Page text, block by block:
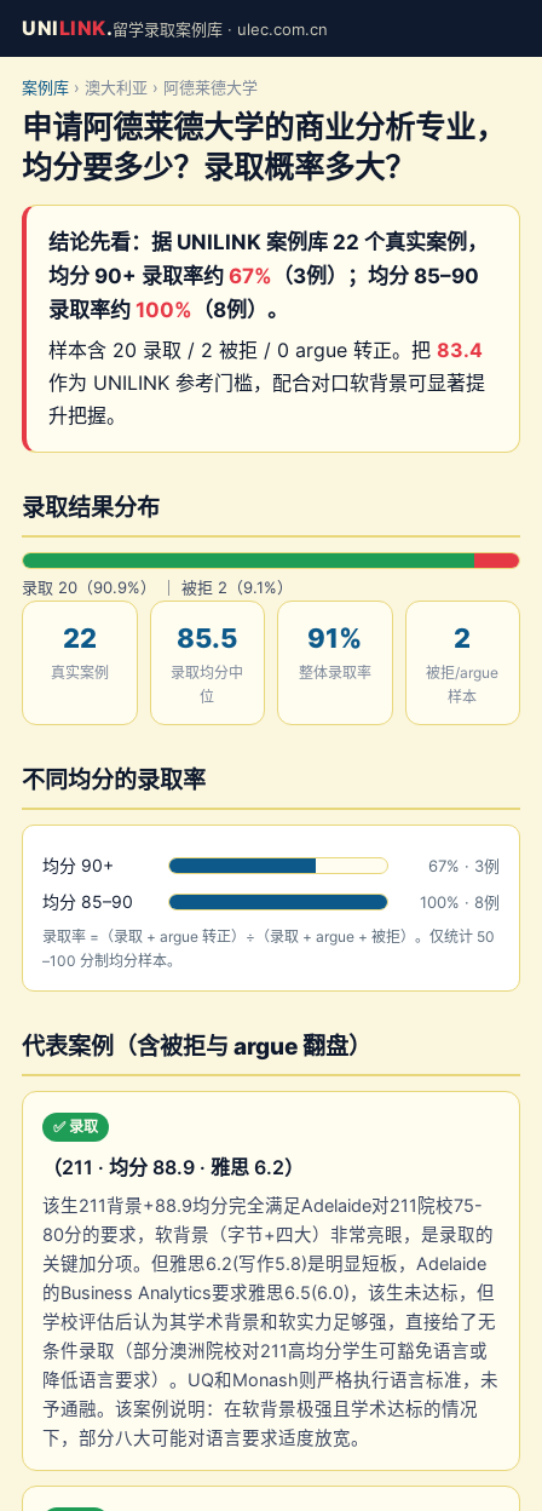
UNILINK.留学录取案例库 · ulec.com.cn
案例库 › 澳大利亚 › 阿德莱德大学
申请阿德莱德大学的商业分析专业，
均分要多少？录取概率多大？
结论先看：据 UNILINK 案例库 22 个真实案例，
均分 90+ 录取率约 67% （3例）；均分 85–90
录取率约 100% （8例）。
样本含 20 录取 / 2 被拒 / 0 argue 转正。把 83.4
作为 UNILINK 参考门槛，配合对口软背景可显著提
升把握。
录取结果分布
录取 20（90.9%） ｜ 被拒 2（9.1%）
22
真实案例
85.5
录取均分中
位
91%
整体录取率
2
被拒/argue
样本
不同均分的录取率
均分 90+ 67% · 3例
均分 85–90 100% · 8例
录取率 =（录取 + argue 转正）÷（录取 + argue + 被拒）。仅统计 50
–100 分制均分样本。
代表案例（含被拒与 argue 翻盘）
✅ 录取
（211 · 均分 88.9 · 雅思 6.2）
该生211背景+88.9均分完全满足Adelaide对211院校75-
80分的要求，软背景（字节+四大）非常亮眼，是录取的
关键加分项。但雅思6.2(写作5.8)是明显短板，Adelaide
的Business Analytics要求雅思6.5(6.0)，该生未达标，但
学校评估后认为其学术背景和软实力足够强，直接给了无
条件录取（部分澳洲院校对211高均分学生可豁免语言或
降低语言要求）。UQ和Monash则严格执行语言标准，未
予通融。该案例说明：在软背景极强且学术达标的情况
下，部分八大可能对语言要求适度放宽。